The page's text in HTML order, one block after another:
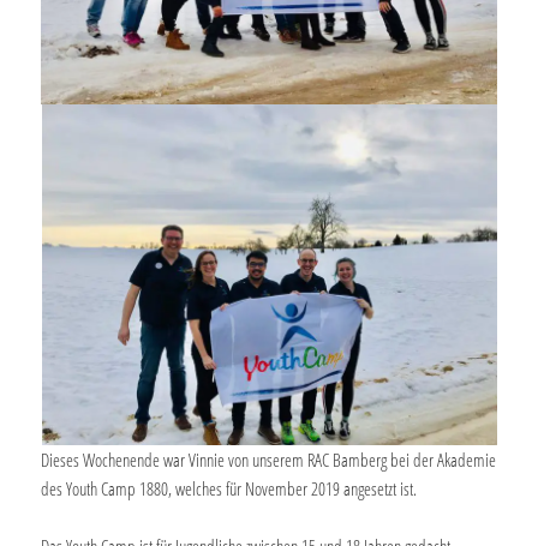
Dieses Wochenende war Vinnie von unserem RAC Bamberg bei der Akademie
des Youth Camp 1880, welches für November 2019 angesetzt ist.